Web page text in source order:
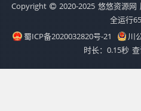
Copyright 2020-2025 悠悠资源网
全运行
蜀ICP备2020032820号-21
川
时长：0.15秒